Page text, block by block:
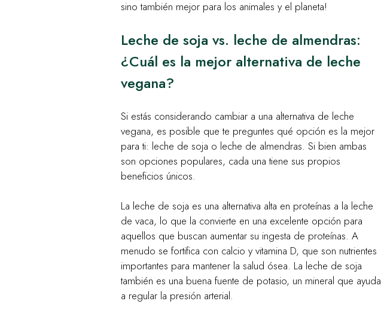
sino también mejor para los animales y el planeta!
Leche de soja vs. leche de almendras:
¿Cuál es la mejor alternativa de leche
vegana?
Si estás considerando cambiar a una alternativa de leche
vegana, es posible que te preguntes qué opción es la mejor
para ti: leche de soja o leche de almendras. Si bien ambas
son opciones populares, cada una tiene sus propios
beneficios únicos.
La leche de soja es una alternativa alta en proteínas a la leche
de vaca, lo que la convierte en una excelente opción para
aquellos que buscan aumentar su ingesta de proteínas. A
menudo se fortifica con calcio y vitamina D, que son nutrientes
importantes para mantener la salud ósea. La leche de soja
también es una buena fuente de potasio, un mineral que ayuda
a regular la presión arterial.